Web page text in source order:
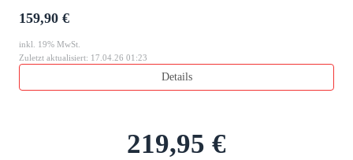
159,90 €
inkl. 19% MwSt.
Zuletzt aktualisiert: 17.04.26 01:23
Details
219,95 €